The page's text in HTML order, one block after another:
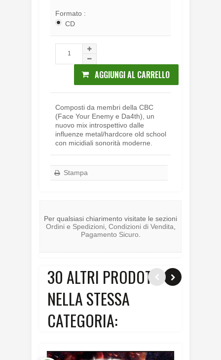
Formato :
CD
AGGIUNGI AL CARRELLO
Composti da membri della CBC
(Face Your Enemy e Da4th), un
nuovo mix introspettivo dalle
influenze metal/hardcore old school
con micidiali sonorità moderne.
Stampa
Per qualsiasi chiarimento visitate le sezioni
Ordini e Spedizioni Condizioni di Vendita
Pagamento Sicuro
30 ALTRI PRODOTTI
NELLA STESSA
CATEGORIA: